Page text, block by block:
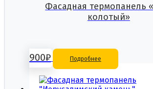
Фасадная термопанель
колотый»
900₽ Подробнее